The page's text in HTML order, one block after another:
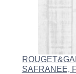
SAFRANEE,